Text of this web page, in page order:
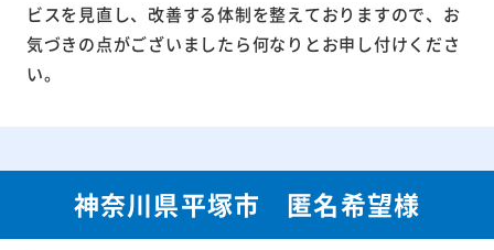
ビスを見直し、改善する体制を整えておりますので、お
気づきの点がございましたら何なりとお申し付けくださ
い。
神奈川県平塚市 匿名希望様